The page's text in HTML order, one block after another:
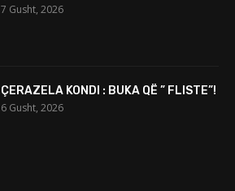
7 Gusht, 2026
ÇERAZELA KONDI : BUKA QË ” FLISTE”!
6 Gusht, 2026